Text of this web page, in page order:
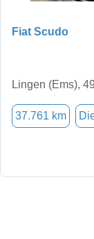
Fiat Scudo
Lingen (Ems),
37.761 km